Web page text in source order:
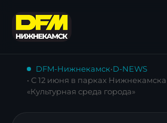
DFM-Нижнекамск•D-NEWS
• С 12 июня в парках Нижнекамска
«Культурная среда города»